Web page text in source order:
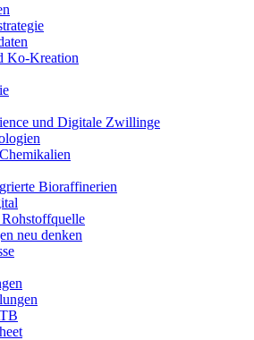
Ko-Kreation
und Digitale Zwillinge
Bioraffinerien
neu denken